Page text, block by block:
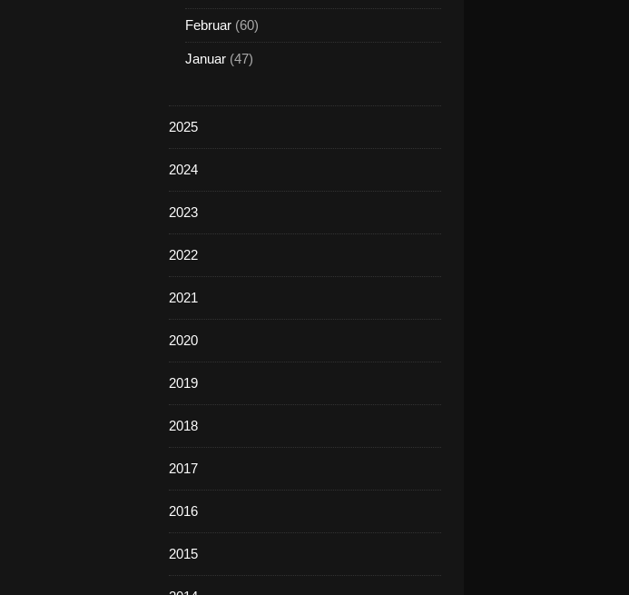
Februar (60)
Januar (47)
2025
2024
2023
2022
2021
2020
2019
2018
2017
2016
2015